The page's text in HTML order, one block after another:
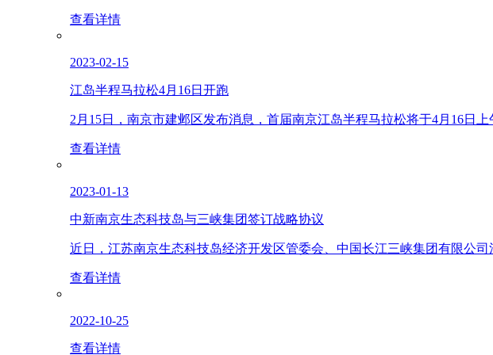
查看详情
2023-02-15
江岛半程马拉松4月16日开跑
2月15日，南京市建邺区发布消息，首届南京江岛半程马拉松将于4月16日上
查看详情
2023-01-13
中新南京生态科技岛与三峡集团签订战略协议
近日，江苏南京生态科技岛经济开发区管委会、中国长江三峡集团有限公
查看详情
2022-10-25
查看详情